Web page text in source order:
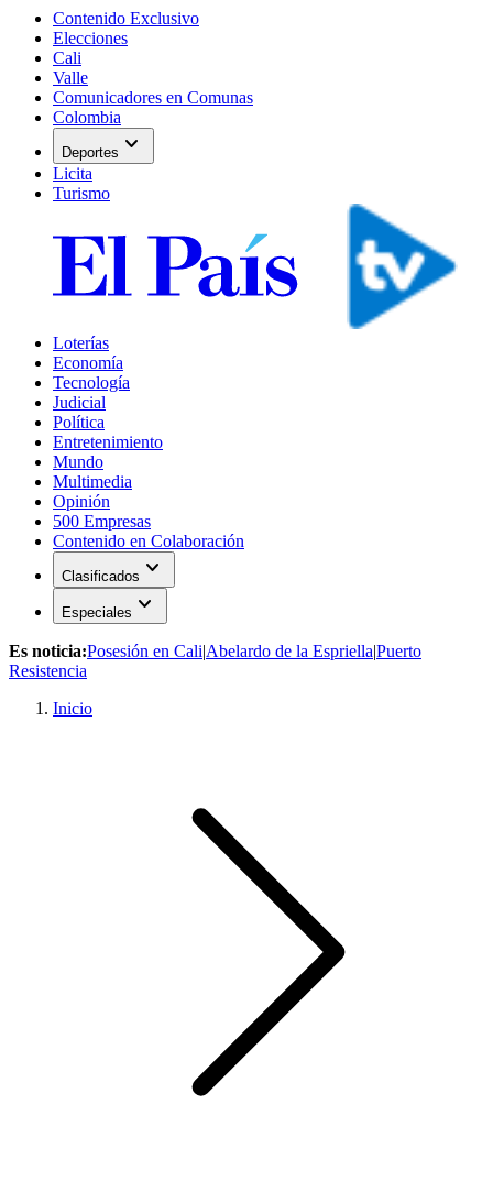
Contenido Exclusivo
Elecciones
Cali
Valle
Comunicadores en Comunas
Colombia
Deportes expand_more
Licita
Turismo
Loterías
Economía
Tecnología
Judicial
Política
Entretenimiento
Mundo
Multimedia
Opinión
500 Empresas
Contenido en Colaboración
Clasificados expand_more
Especiales expand_more
Es noticia:Posesión en Cali|Abelardo de la Espriella|Puerto
Resistencia
Inicio